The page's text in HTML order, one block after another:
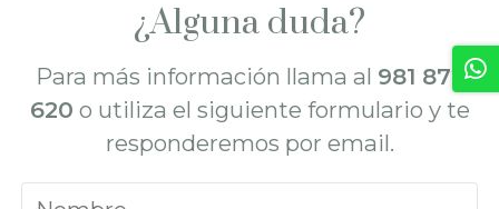
¿Alguna duda?
Para más información llama al 981 872
620 o utiliza el siguiente formulario y te
responderemos por email.